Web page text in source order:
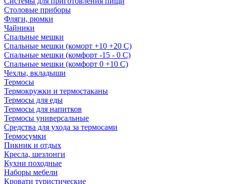
Столовые приборы
Фляги, рюмки
Чайники
Спальные мешки
Спальные мешки (коморт +10 +20 С)
Спальные мешки (комфорт -15 - 0 С)
Спальные мешки (комфорт 0 +10 С)
Чехлы, вкладыши
Термосы
Термокружки и термостаканы
Термосы для еды
Термосы для напитков
Термосы универсальные
Средства для ухода за термосами
Термосумки
Пикник и отдых
Кресла, шезлонги
Кухни походные
Наборы мебели
Кровати туристические